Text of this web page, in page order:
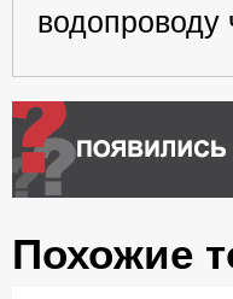
водопроводу
Похожие